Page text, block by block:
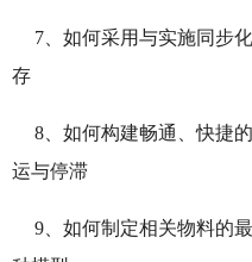
7、如何采用与实施同步
存
8、如何构建畅通、快捷
运与停滞
9、如何制定相关物料的